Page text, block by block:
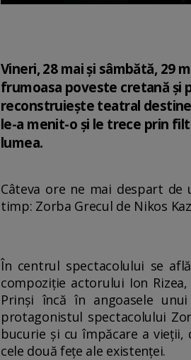
Vineri, 28 mai și sâmbătă, 29
frumoasa poveste cretană și
reconstruiește teatral
le-a menit-o și le trece prin
lumea.
Câteva ore ne mai despart
timp: Zorba Grecul de Nikos
În centrul spectacolului se
compoziție actorului Ion
Prinși încă în angoasele
protagonistul spectacolului
bucurie și cu împăcare a
cele două fețe ale existenței.